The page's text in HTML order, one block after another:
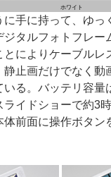
ホワイト
手に持って、ゆっ
ジタルフォトフレー
とによりケーブルレ
静止画だけでなく動
る。バッテリ容量
イドショーで約3
体前面に操作ボタン